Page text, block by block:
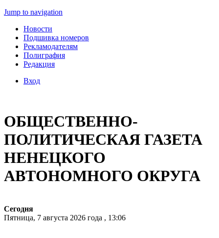
Jump to navigation
Новости
Подшивка номеров
Рекламодателям
Полиграфия
Редакция
Вход
ОБЩЕСТВЕННО-
ПОЛИТИЧЕСКАЯ ГАЗЕТА
НЕНЕЦКОГО
АВТОНОМНОГО ОКРУГА
Сегодня
Пятница, 7 августа 2026 года , 13:06